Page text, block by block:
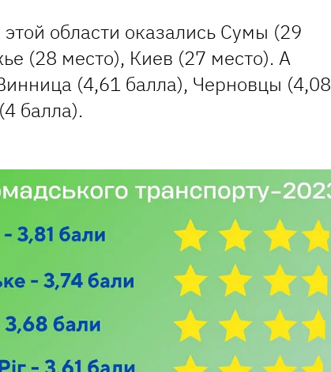
области оказались Сумы (29
(28 место), Киев (27 место). А
(4,61 балла), Черновцы (4,08
балла).